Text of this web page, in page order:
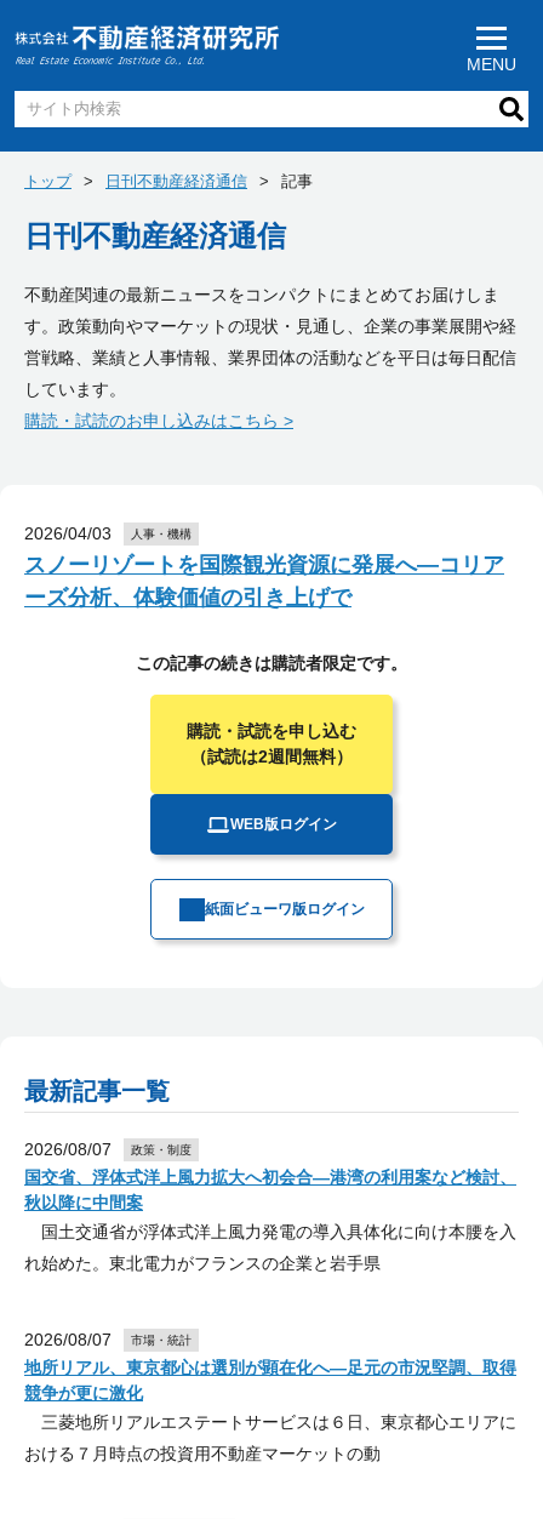
MENU
トップ 日刊不動産経済通信 記事
日刊不動産経済通信
不動産関連の最新ニュースをコンパクトにまとめてお届けしま
す。政策動向やマーケットの現状・見通し、企業の事業展開や経
営戦略、業績と人事情報、業界団体の活動などを平日は毎日配信
しています。
購読・試読のお申し込みはこちら >
2026/04/03 人事・機構
スノーリゾートを国際観光資源に発展へ―コリア
ーズ分析、体験価値の引き上げで
この記事の続きは購読者限定です。
購読・試読を申し込む
（試読は2週間無料）
WEB版ログイン
紙面ビューワ版ログイン
最新記事一覧
2026/08/07 政策・制度
国交省、浮体式洋上風力拡大へ初会合―港湾の利用案など検討、
秋以降に中間案
国土交通省が浮体式洋上風力発電の導入具体化に向け本腰を入
れ始めた。東北電力がフランスの企業と岩手県
2026/08/07 市場・統計
地所リアル、東京都心は選別が顕在化へ―足元の市況堅調、取得
競争が更に激化
三菱地所リアルエステートサービスは６日、東京都心エリアに
おける７月時点の投資用不動産マーケットの動